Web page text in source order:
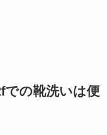
での靴洗いは便